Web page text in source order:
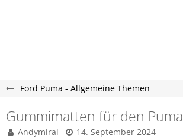
Ford Puma - Allgemeine Themen
Gummimatten für den Puma
Andymiral 14. September 2024